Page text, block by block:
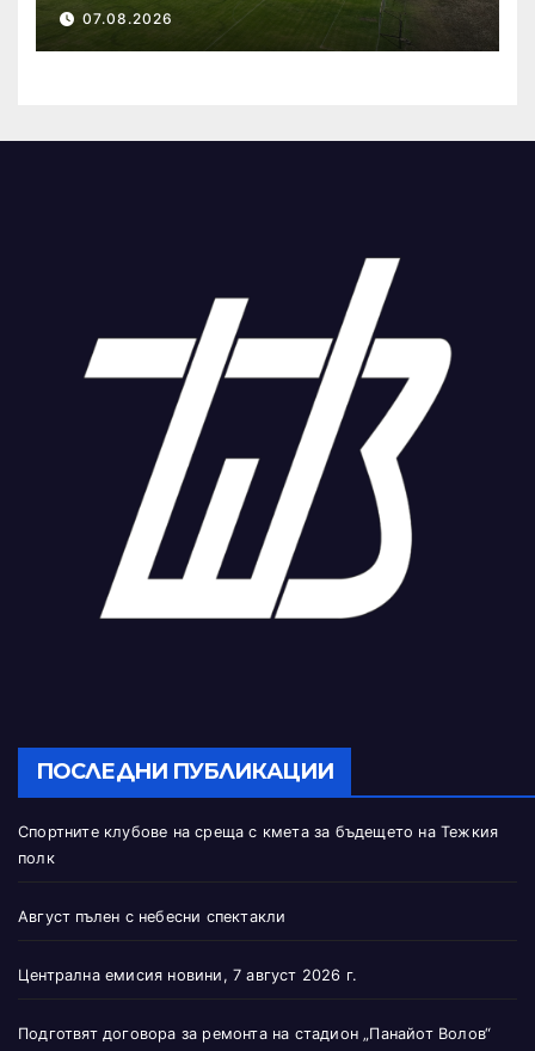
07.08.2026
ПОСЛЕДНИ ПУБЛИКАЦИИ
Спортните клубове на среща с кмета за бъдещето на Тежкия
полк
Август пълен с небесни спектакли
Централна емисия новини, 7 август 2026 г.
Подготвят договора за ремонта на стадион „Панайот Волов“